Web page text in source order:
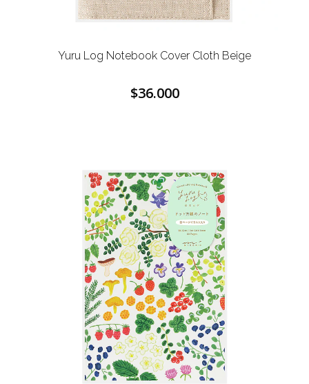
Yuru Log Notebook Cover Cloth Beige
$36.000